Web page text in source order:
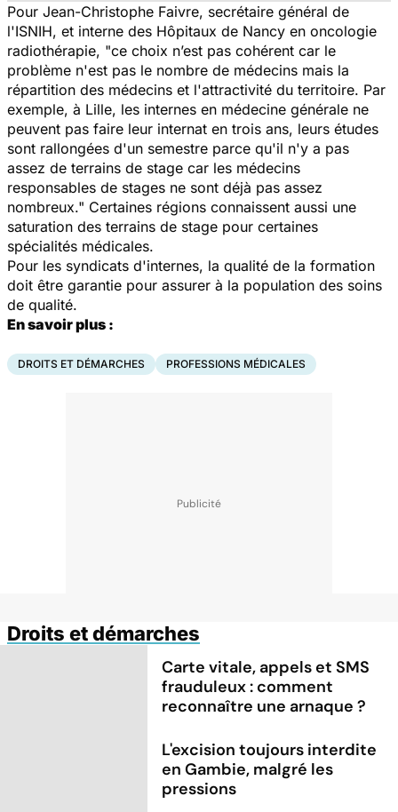
Pour Jean-Christophe Faivre, secrétaire général de
l'ISNIH, et interne des Hôpitaux de Nancy en oncologie
radiothérapie, "ce choix n’est pas cohérent car le
problème n'est pas le nombre de médecins mais la
répartition des médecins et l'attractivité du territoire. Par
exemple, à Lille, les internes en médecine générale ne
peuvent pas faire leur internat en trois ans, leurs études
sont rallongées d'un semestre parce qu'il n'y a pas
assez de terrains de stage car les médecins
responsables de stages ne sont déjà pas assez
nombreux." Certaines régions connaissent aussi une
saturation des terrains de stage pour certaines
spécialités médicales.
Pour les syndicats d'internes, la qualité de la formation
doit être garantie pour assurer à la population des soins
de qualité.
En savoir plus :
DROITS ET DÉMARCHES PROFESSIONS MÉDICALES
Droits et démarches
Carte vitale, appels et SMS
frauduleux : comment
reconnaître une arnaque ?
L'excision toujours interdite
en Gambie, malgré les
pressions